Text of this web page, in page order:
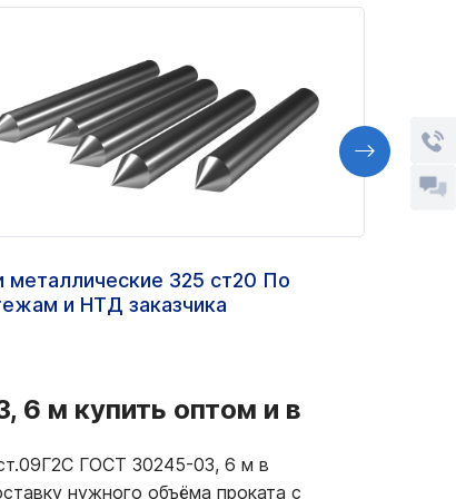
металлические 325 ст20 По
и НТД заказчика
6 м купить оптом и в
ГОСТ 30245-03, 6 м в
нужного объёма проката с